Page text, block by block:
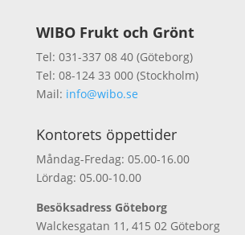
WIBO Frukt och Grönt
Tel: 031-337 08 40 (Göteborg)
Tel: 08-124 33 000 (Stockholm)
Mail: info@wibo.se
Kontorets öppettider
Måndag-Fredag: 05.00-16.00
Lördag: 05.00-10.00
Besöksadress Göteborg
Walckesgatan 11, 415 02 Göteborg